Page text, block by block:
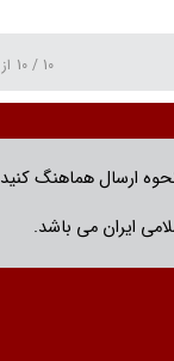
10 / 10 از
ارسال هماهنگ کنید
ایران می باشد.